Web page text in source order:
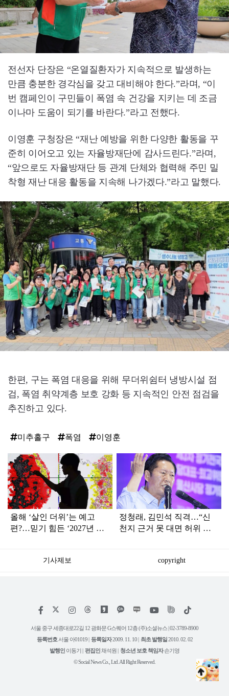
전선자 단장은 “온열질환자가 지속적으로 발생하는
만큼 충분한 경각심을 갖고 대비해야 한다.”라며, “이
번 캠페인이 구민들이 폭염 속 건강을 지키는 데 조금
이나마 도움이 되기를 바란다.”라고 전했다.
이영훈 구청장은 “재난 예방을 위한 다양한 활동을 꾸
준히 이어오고 있는 자율방재단에 감사드린다.”라며,
“앞으로도 자율방재단 등 관계 단체와 협력해 주민 밀
착형 재난 대응 활동을 지속해 나가겠다.”라고 말했다.
한편, 구는 폭염 대응을 위해 무더위쉼터 냉방시설 점
검, 폭염 취약계층 보호 강화 등 지속적인 안전 점검을
추진하고 있다.
미추홀구 폭염 이영훈
탑
라
인
올해 ‘살인 더위’는 예고
편?…믿기 힘든 ‘2027년 여
정청래, 김민석 직격…“신
천지 근거 못 대면 허위 신
기사제보 copyright
페
스
북
인
타
그
램
위
트
리
유
튜
틱
서울 중구 세종대로22길 12 광화문 G스퀘어 12층 (주)소셜뉴스 | 02-3789-8900
등록번호 서울 아01019 | 등록일자2009. 11. 10 | 최초 발행일2010. 02. 02
발행인 이동기 | 편집인채석원 | 청소년 보호 책임자손기영
© Social News Co., Ltd. All Right Reserved.